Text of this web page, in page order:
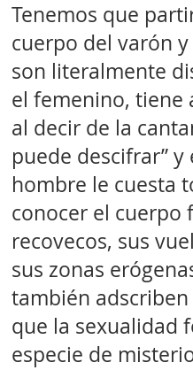
Tenemos que
cuerpo del varón
son literalmente
el femenino, tiene
al decir de la
puede descifrar” y
hombre le cuesta
conocer el cuerpo
recovecos, sus
sus zonas
también
que la sexualidad
especie de